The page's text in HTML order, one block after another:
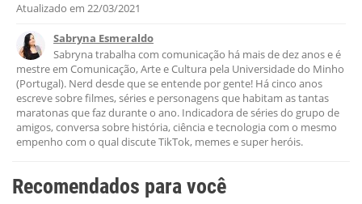
Este conteúdo contém informação incorreta
Este conteúdo não tem a informação que procuro
Outro
Atualizado em 22/03/2021
Sabryna Esmeraldo
Sabryna trabalha com comunicação há mais de dez anos e é
mestre em Comunicação, Arte e Cultura pela Universidade do Minho
(Portugal). Nerd desde que se entende por gente! Há cinco anos
escreve sobre filmes, séries e personagens que habitam as tantas
maratonas que faz durante o ano. Indicadora de séries do grupo de
amigos, conversa sobre história, ciência e tecnologia com o mesmo
empenho com o qual discute TikTok, memes e super heróis.
Recomendados para você